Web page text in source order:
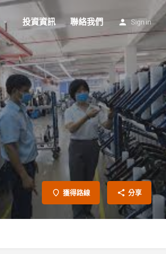
投資資訊 聯絡我們 Sign in
獲得路線 分享